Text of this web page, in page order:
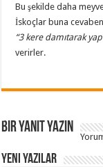
Bu şekilde daha
İskoçlar buna cevaben
“3 kere damıtarak
verirler.
Bir yanıt yazın
Yeni Yazılar